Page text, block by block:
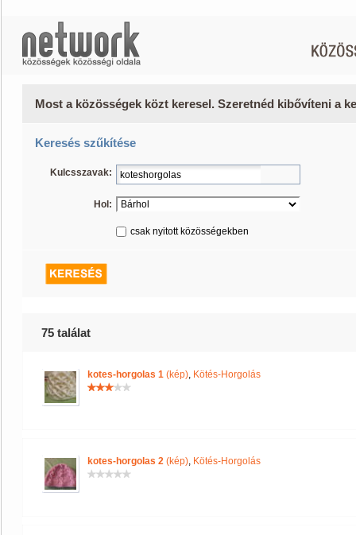
Most a közösségek közt keresel. Szeretnéd kibővíteni a
Keresés szűkítése
Kulcsszavak:
Hol:
csak nyitott közösségekben
75 találat
kotes-horgolas 1 (kép), Kötés-Horgolás
kotes-horgolas 2 (kép), Kötés-Horgolás